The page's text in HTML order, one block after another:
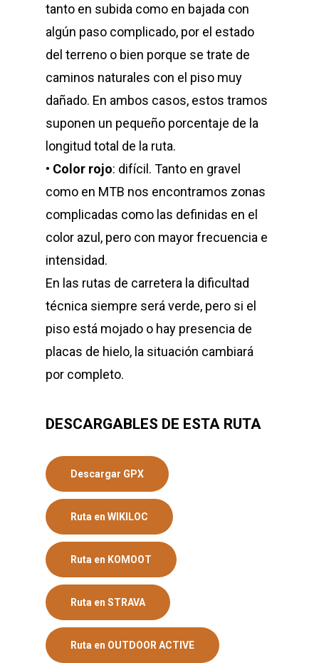
tanto en subida como en bajada con
algún paso complicado, por el estado
del terreno o bien porque se trate de
caminos naturales con el piso muy
dañado. En ambos casos, estos tramos
suponen un pequeño porcentaje de la
longitud total de la ruta.
• Color rojo: difícil. Tanto en gravel
como en MTB nos encontramos zonas
complicadas como las definidas en el
color azul, pero con mayor frecuencia e
intensidad.
En las rutas de carretera la dificultad
técnica siempre será verde, pero si el
piso está mojado o hay presencia de
placas de hielo, la situación cambiará
por completo.
DESCARGABLES DE ESTA RUTA
Descargar GPX
Ruta en WIKILOC
Ruta en KOMOOT
Ruta en STRAVA
Ruta en OUTDOOR ACTIVE